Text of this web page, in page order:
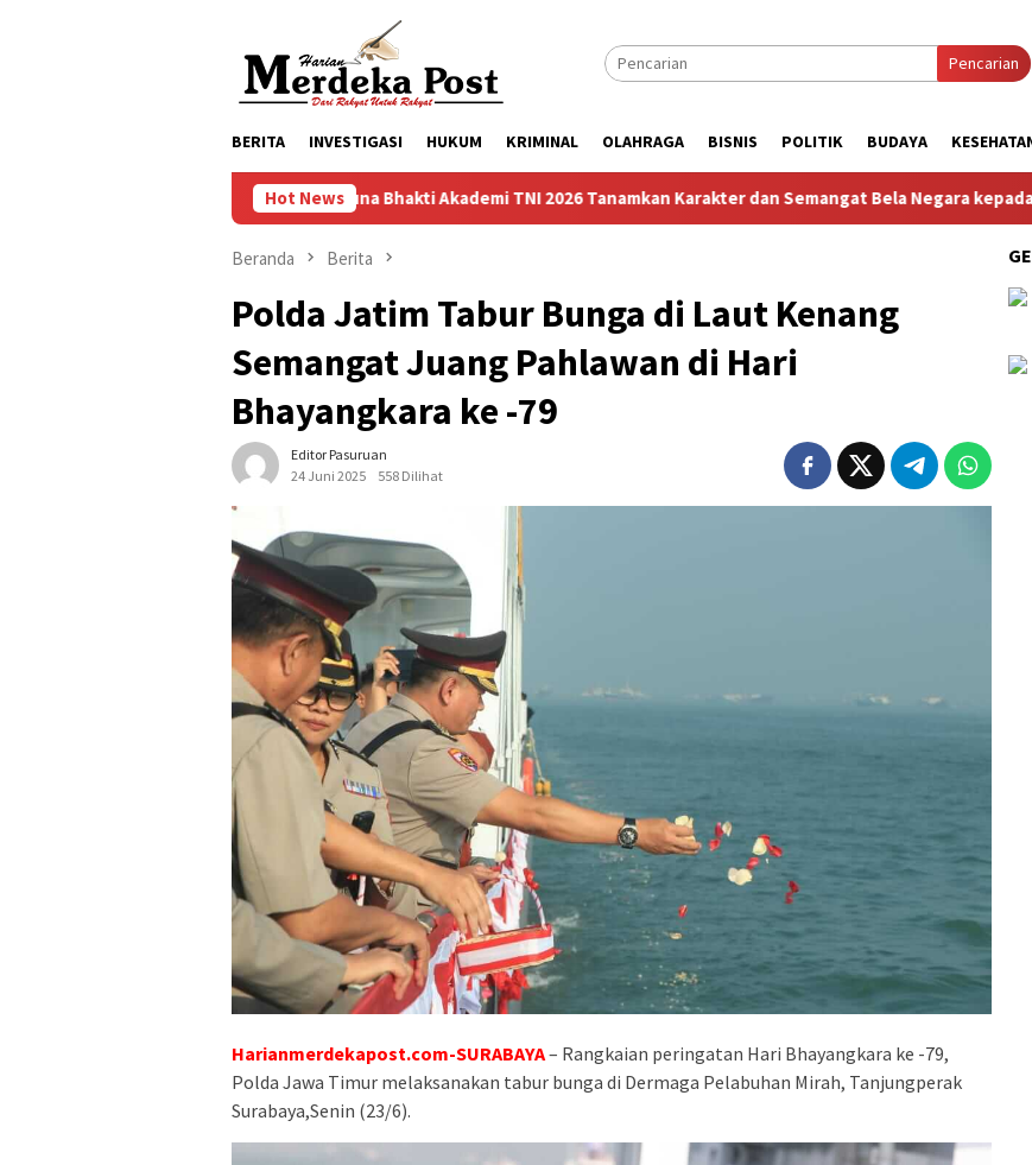
Pencarian
BERITA INVESTIGASI HUKUM KRIMINAL OLAHRAGA BISNIS POLITIK BUDAYA
Hot News
Taruna Bhakti Akademi TNI 2026 Tanamkan Karakter dan Semangat Bela Negara kepada Siswa Sekolah
Beranda Berita
Polda Jatim Tabur Bunga di Laut Kenang
Semangat Juang Pahlawan di Hari
Bhayangkara ke -79
Editor Pasuruan
24 Juni 2025
558 Dilihat
Harianmerdekapost.com-SURABAYA– Rangkaian peringatan Hari Bhayangkara ke -79,
Polda Jawa Timur melaksanakan tabur bunga di Dermaga Pelabuhan Mirah, Tanjungperak
Surabaya,Senin (23/6).